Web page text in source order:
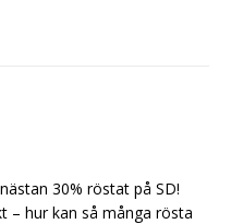
30% röstat på SD!
– hur kan så många rösta